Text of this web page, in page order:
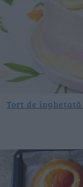
Tort de